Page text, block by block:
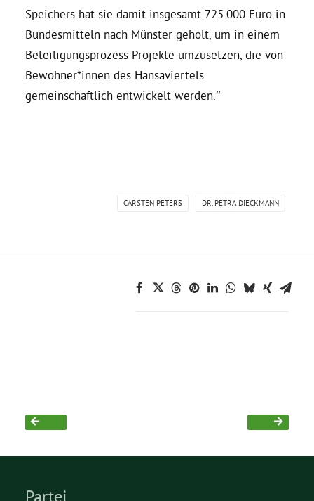
Grüne Jugend
CampusGrün
Speichers hat sie damit insgesamt 725.000 Euro in
Bundesmitteln nach Münster geholt, um in einem
Beteiligungsprozess Projekte umzusetzen, die von
Bewohner*innen des Hansaviertels
gemeinschaftlich entwickelt werden.“
CARSTEN PETERS DR. PETRA DIECKMANN
Partei